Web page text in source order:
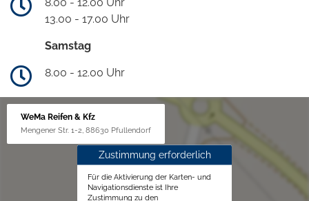
13.00 - 17.00 Uhr
Samstag
8.00 - 12.00 Uhr
WeMa Reifen & Kfz
Mengener Str. 1-2, 88630 Pfullendorf
Zustimmung erforderlich
Für die Aktivierung der Karten- und
Navigationsdienste ist Ihre
Zustimmung zu den